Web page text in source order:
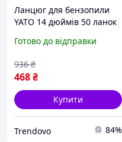
Ланцюг для бензопили
YATO 14 дюймів 50 ланок
низькою вібрацією
Готово до відправки
468₴
936 ₴
Купити
Trendovo 84%